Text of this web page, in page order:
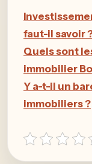
faut-il savoir
Quels sont
immobilier
Y a-t-il un
immobiliers ?